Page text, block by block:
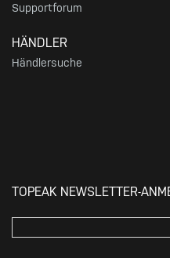
Supportforum
HÄNDLER
Händlersuche
TOPEAK NEWSLETTER-